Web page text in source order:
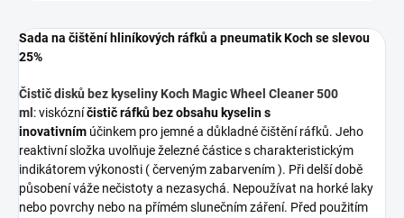
Sada na čištění hliníkových ráfků a pneumatik Koch se slevou
25%
Čistič disků bez kyseliny Koch Magic Wheel Cleaner 500
ml :viskózníčistič ráfků bez obsahu kyselin s
inovativním účinkem pro jemné a důkladné čištění ráfků. Jeho
reaktivní složka uvolňuje železné částice s charakteristickým
indikátorem výkonosti ( červeným zabarvením ). Při delší době
působení váže nečistoty a nezasychá. Nepoužívat na horké laky
nebo povrchy nebo na přímém slunečním záření. Před použitím